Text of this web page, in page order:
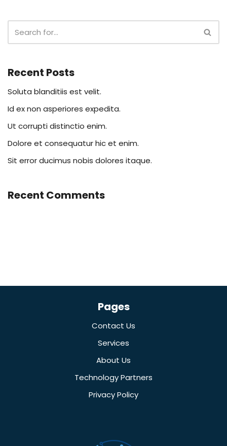
Recent Posts
Soluta blanditiis est velit.
Id ex non asperiores expedita.
Ut corrupti distinctio enim.
Dolore et consequatur hic et enim.
Sit error ducimus nobis dolores itaque.
Recent Comments
Pages
Contact Us
Services
About Us
Technology Partners
Privacy Policy